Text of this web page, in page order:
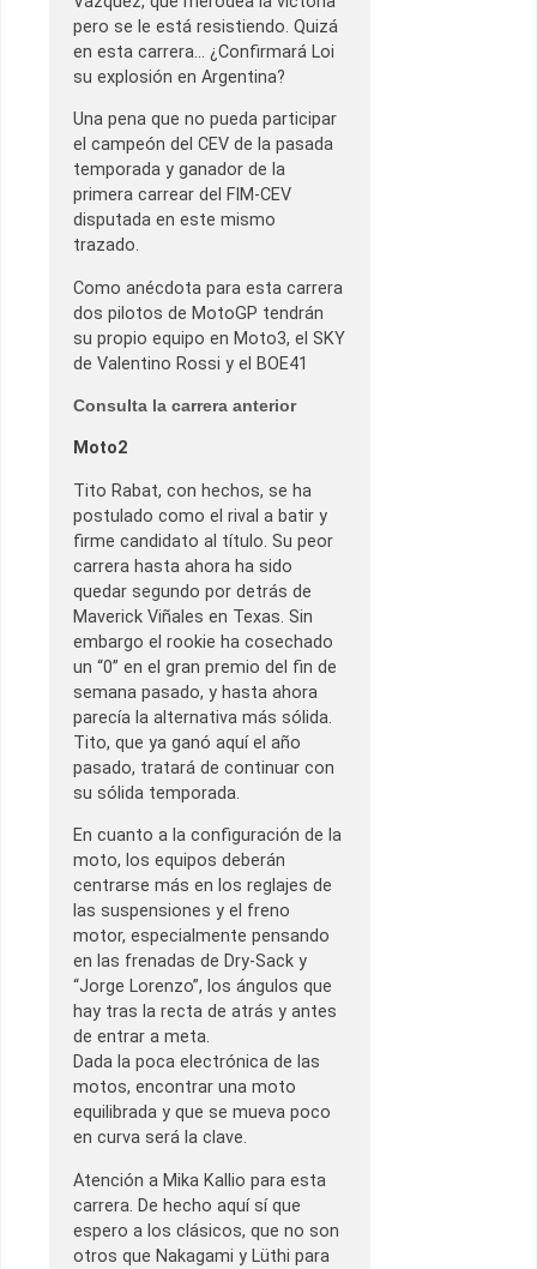
pero se le está resistiendo. Quizá
en esta carrera… ¿Confirmará Loi
su explosión en Argentina?
Una pena que no pueda participar
el campeón del CEV de la pasada
temporada y ganador de la
primera carrear del FIM-CEV
disputada en este mismo
trazado.
Como anécdota para esta carrera
dos pilotos de MotoGP tendrán
su propio equipo en Moto3, el SKY
de Valentino Rossi y el BOE41
Consulta la carrera anterior
Moto2
Tito Rabat, con hechos, se ha
postulado como el rival a batir y
firme candidato al título. Su peor
carrera hasta ahora ha sido
quedar segundo por detrás de
Maverick Viñales en Texas. Sin
embargo el rookie ha cosechado
un “0” en el gran premio del fin de
semana pasado, y hasta ahora
parecía la alternativa más sólida.
Tito, que ya ganó aquí el año
pasado, tratará de continuar con
su sólida temporada.
En cuanto a la configuración de la
moto, los equipos deberán
centrarse más en los reglajes de
las suspensiones y el freno
motor, especialmente pensando
en las frenadas de Dry-Sack y
“Jorge Lorenzo”, los ángulos que
hay tras la recta de atrás y antes
de entrar a meta.
Dada la poca electrónica de las
motos, encontrar una moto
equilibrada y que se mueva poco
en curva será la clave.
Atención a Mika Kallio para esta
carrera. De hecho aquí sí que
espero a los clásicos, que no son
otros que Nakagami y Lüthi para